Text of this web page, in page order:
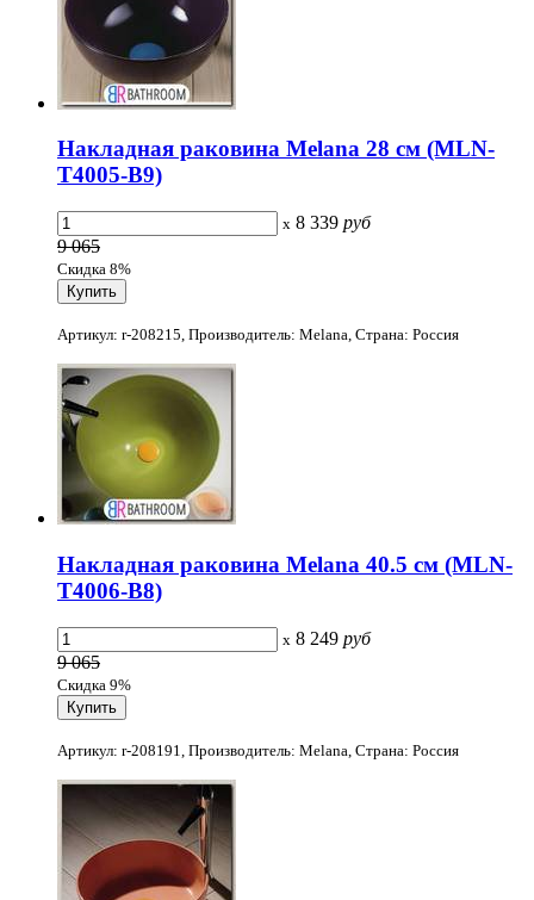
Накладная раковина Melana 28 см (MLN-
T4005-B9)
x 8 339 руб
9 065
Скидка 8%
Артикул: r-208215, Производитель: Melana, Страна: Россия
Накладная раковина Melana 40.5 см (MLN-
T4006-B8)
x 8 249 руб
9 065
Скидка 9%
Артикул: r-208191, Производитель: Melana, Страна: Россия